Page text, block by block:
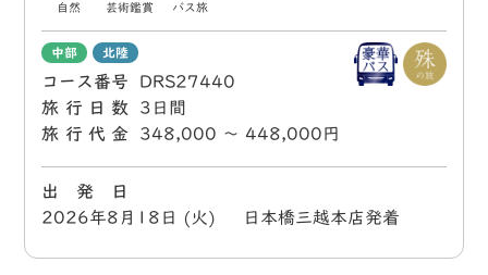
自然 芸術鑑賞 バス旅
中部 北陸
コース番号
DRS27440
旅行日数
3日間
旅行代金
348,000 〜 448,000円
出 発 日
2026年8月18日 (火) 日本橋三越本店発着